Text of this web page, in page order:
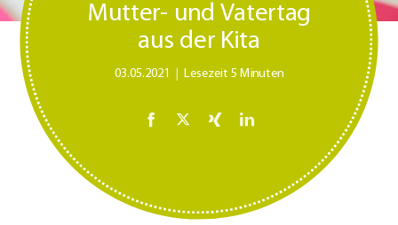
Mutter- und Vatertag
aus der Kita
03.05.2021 Lesezeit 5 Minuten